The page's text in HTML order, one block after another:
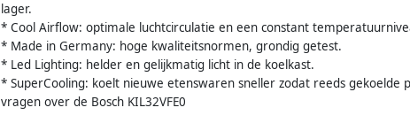
lager.
* Cool Airflow: optimale luchtcirculatie en een constant
* Made in Germany: hoge kwaliteitsnormen, grondig getest.
* Led Lighting: helder en gelijkmatig licht in de koelkast.
* SuperCooling: koelt nieuwe etenswaren sneller zodat reeds gekoelde
vragen over de Bosch KIL32VFE0